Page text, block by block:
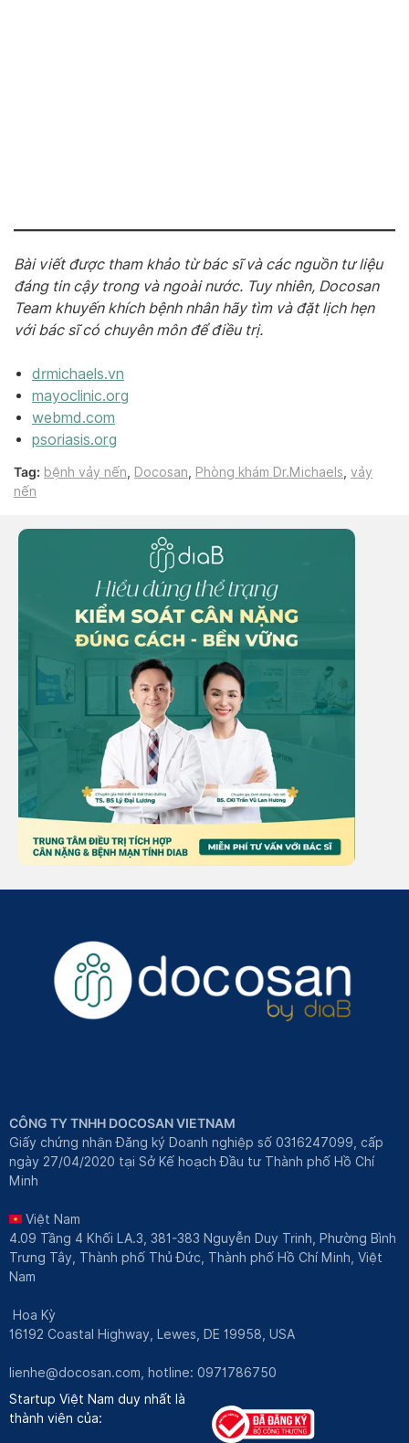
Bài viết được tham khảo từ bác sĩ và các nguồn tư liệu
đáng tin cậy trong và ngoài nước. Tuy nhiên, Docosan
Team khuyến khích bệnh nhân hãy tìm và đặt lịch hẹn
với bác sĩ có chuyên môn để điều trị.
drmichaels.vn
mayoclinic.org
webmd.com
psoriasis.org
Tag: bệnh vảy nến Docosan Phòng khám Dr.Michaels vảy
nến
CÔNG TY TNHH DOCOSAN VIETNAM
Giấy chứng nhận Đăng ký Doanh nghiệp số 0316247099, cấp
ngày 27/04/2020 tại Sở Kế hoạch Đầu tư Thành phố Hồ Chí
Minh
Việt Nam
4.09 Tầng 4 Khối LA.3, 381-383 Nguyễn Duy Trinh, Phường Bình
Trưng Tây, Thành phố Thủ Đức, Thành phố Hồ Chí Minh, Việt
Nam
Hoa Kỳ
16192 Coastal Highway, Lewes, DE 19958, USA
lienhe@docosan.com , hotline: 0971786750
Startup Việt Nam duy nhất là
thành viên của: